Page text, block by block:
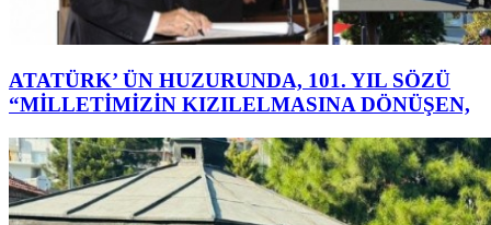
ATATÜRK’ ÜN HUZURUNDA, 101. YIL SÖZÜ
“MİLLETİMİZİN KIZILELMASINA DÖNÜŞEN,